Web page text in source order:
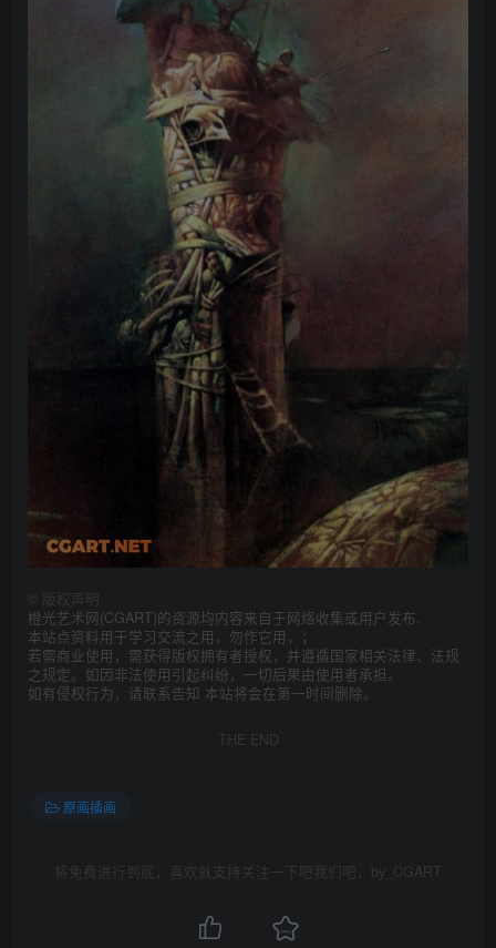
版权声明
橙光艺术网(CGART)的资源均内容来自于网络收集或用户发布.
本站点资料用于学习交流之用，勿作它用，；
若需商业使用，需获得版权拥有者授权，并遵循国家相关法律、法规
之规定。如因非法使用引起纠纷，一切后果由使用者承担。
如有侵权行为，请联系告知 本站将会在第一时间删除。
THE END
原画插画
将免费进行到底，喜欢就支持关注一下吧我们吧，by_CGART